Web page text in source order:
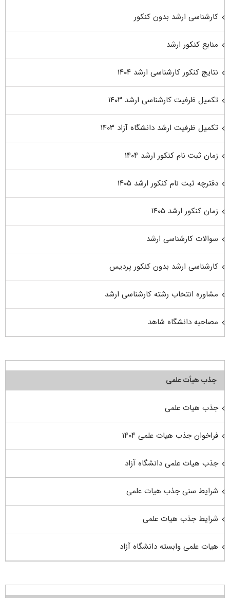
کارشناسی ارشد بدون کنکور
منابع کنکور ارشد
نتایج کنکور کارشناسی ارشد ۱۴۰۴
تکمیل ظرفیت کارشناسی ارشد ۱۴۰۳
تکمیل ظرفیت ارشد دانشگاه آزاد ۱۴۰۳
زمان ثبت نام کنکور ارشد ۱۴۰۴
دفترچه ثبت نام کنکور ارشد ۱۴۰۵
زمان کنکور ارشد ۱۴۰۵
سوالات کارشناسی ارشد
کارشناسی ارشد بدون کنکور پردیس
مشاوره انتخاب رشته کارشناسی ارشد
مصاحبه دانشگاه شاهد
جذب هیأت علمی
جذب هیات علمی
فراخوان جذب هیات علمی ۱۴۰۴
جذب هیات علمی دانشگاه آزاد
شرایط سنی جذب هیات علمی
شرایط جذب هیات علمی
هیات علمی وابسته دانشگاه آزاد